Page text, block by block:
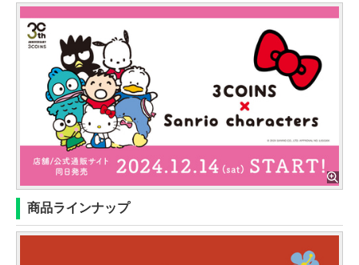
商品ラインナップ